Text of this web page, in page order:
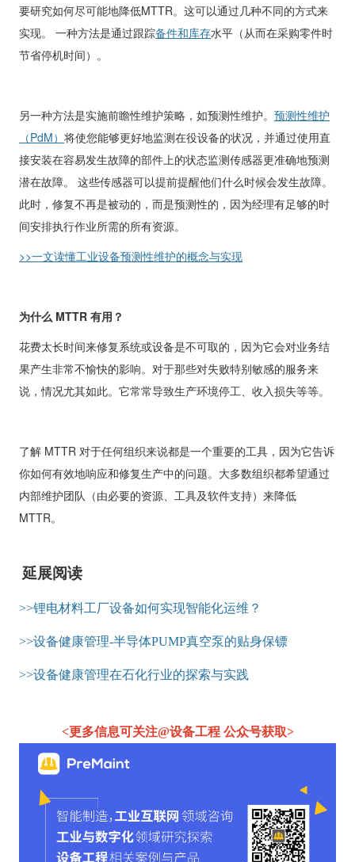
要研究如何尽可能地降低MTTR。这可以通过几种不同的方式来
实现。 一种方法是通过跟踪备件和库存水平（从而在采购零件时
节省停机时间）。
另一种方法是实施前瞻性维护策略，如预测性维护。 预测性维护
（PdM） 将使您能够更好地监测在役设备的状况，并通过使用直
接安装在容易发生故障的部件上的状态监测传感器更准确地预测
潜在故障。 这些传感器可以提前提醒他们什么时候会发生故障。
此时，修复不再是被动的，而是预测性的，因为经理有足够的时
间安排执行作业所需的所有资源。
>>一文读懂工业设备预测性维护的概念与实现
为什么 MTTR 有用？
花费太长时间来修复系统或设备是不可取的，因为它会对业务结
果产生非常不愉快的影响。对于那些对失败特别敏感的服务来
说，情况尤其如此。它常常导致生产环境停工、收入损失等等。
了解 MTTR 对于任何组织来说都是一个重要的工具，因为它告诉
你如何有效地响应和修复生产中的问题。大多数组织都希望通过
内部维护团队（由必要的资源、工具及软件支持）来降低
MTTR。
延展阅读
>>锂电材料工厂设备如何实现智能化运维？
>>设备健康管理-半导体PUMP真空泵的贴身保镖
>>设备健康管理在石化行业的探索与实践
<更多信息可关注@设备工程 公众号获取>